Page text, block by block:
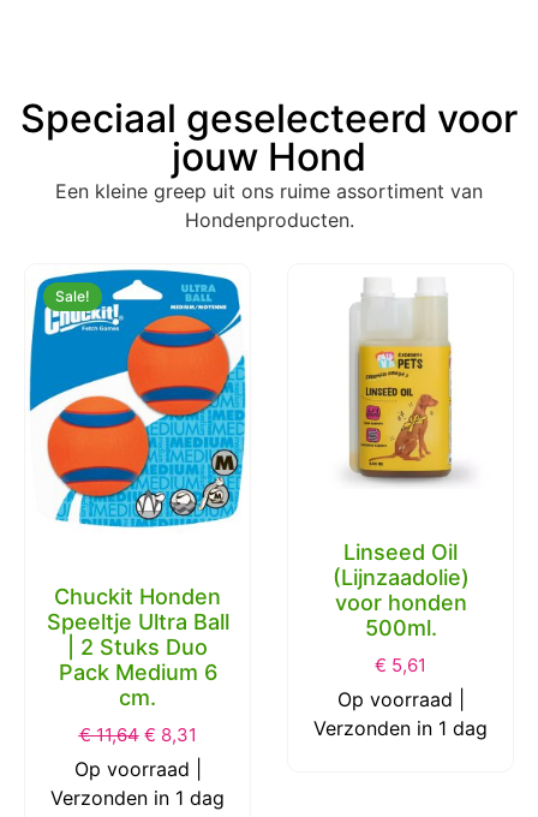
Speciaal geselecteerd voor
jouw Hond
Een kleine greep uit ons ruime assortiment van
Hondenproducten.
Sale!
Chuckit Honden
Speeltje Ultra Ball
| 2 Stuks Duo
Pack Medium 6
cm.
€11,64 € 8,31
Op voorraad |
Verzonden in 1 dag
Linseed Oil
(Lijnzaadolie)
voor honden
500ml.
€ 5,61
Op voorraad |
Verzonden in 1 dag